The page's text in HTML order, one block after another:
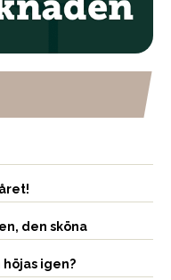
den sköna
igen?